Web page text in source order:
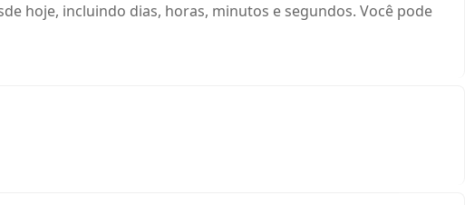
hoje, incluindo dias, horas, minutos e segundos. Você pode